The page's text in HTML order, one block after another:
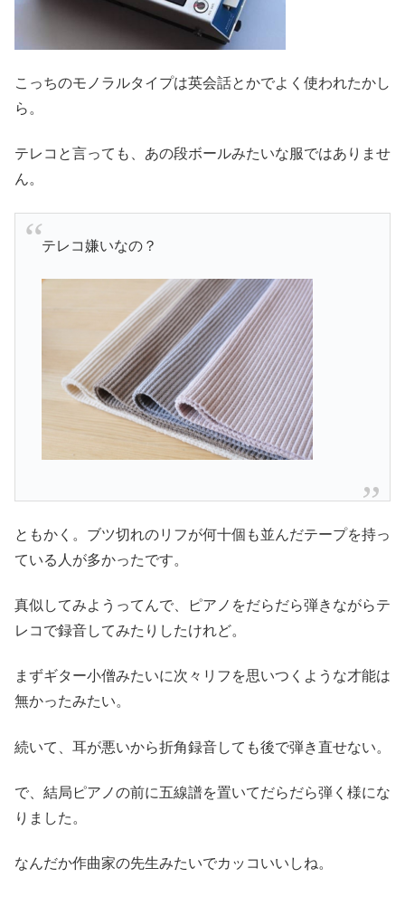
こっちのモノラルタイプは英会話とかでよく使われたかし
ら。
テレコと言っても、あの段ボールみたいな服ではありませ
ん。
テレコ嫌いなの？
ともかく。ブツ切れのリフが何十個も並んだテープを持っ
ている人が多かったです。
真似してみようってんで、ピアノをだらだら弾きながらテ
レコで録音してみたりしたけれど。
まずギター小僧みたいに次々リフを思いつくような才能は
無かったみたい。
続いて、耳が悪いから折角録音しても後で弾き直せない。
で、結局ピアノの前に五線譜を置いてだらだら弾く様にな
りました。
なんだか作曲家の先生みたいでカッコいいしね。